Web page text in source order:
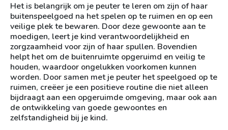
Het is belangrijk om je peuter te leren om zijn of haar
buitenspeelgoed na het spelen op te ruimen en op een
veilige plek te bewaren. Door deze gewoonte aan te
moedigen, leert je kind verantwoordelijkheid en
zorgzaamheid voor zijn of haar spullen. Bovendien
helpt het om de buitenruimte opgeruimd en veilig te
houden, waardoor ongelukken voorkomen kunnen
worden. Door samen met je peuter het speelgoed op te
ruimen, creëer je een positieve routine die niet alleen
bijdraagt aan een opgeruimde omgeving, maar ook aan
de ontwikkeling van goede gewoontes en
zelfstandigheid bij je kind.